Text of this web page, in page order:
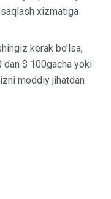
xizmatiga
kerak bo'lsa,
dan $ 100gacha yoki
moddiy jihatdan